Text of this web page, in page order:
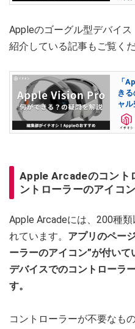
Appleのゴーグル型デバイ
紹介している記事もご覧くだ
「
き
ャ
Apple Arcadeのコント
ントローラーのアイコ
Apple Arcadeには、200種
れています。 アプリのペー
ーラーのアイコン”が付い
デバイスでのコントローラ
す。
コントローラーが不要なも